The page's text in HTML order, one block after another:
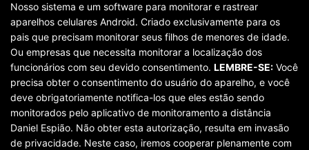
Nosso sistema e um software para monitorar e rastrear
aparelhos celulares Android. Criado exclusivamente para os
pais que precisam monitorar seus filhos de menores de idade.
Ou empresas que necessita monitorar a localização dos
funcionários com seu devido consentimento. LEMBRE-SE: Você
precisa obter o consentimento do usuário do aparelho, e você
deve obrigatoriamente notifica-los que eles estão sendo
monitorados pelo aplicativo de monitoramento a distância
Daniel Espião. Não obter esta autorização, resulta em invasão
de privacidade. Neste caso, iremos cooperar plenamente com